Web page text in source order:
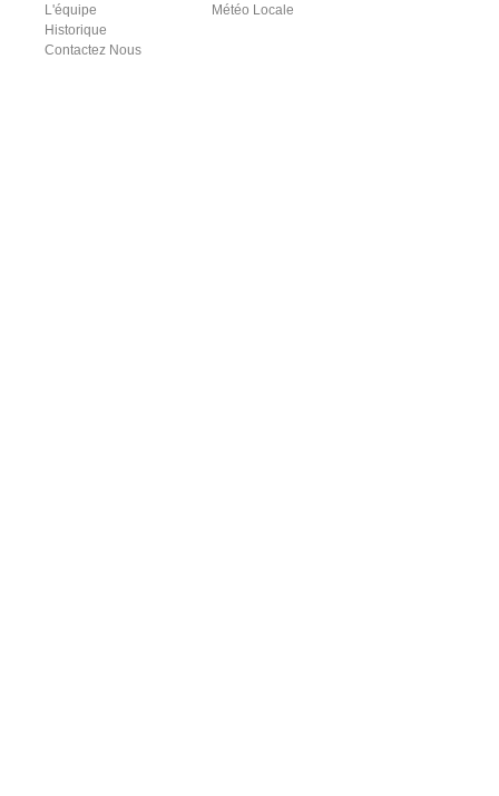
L'équipe
Historique
Contactez Nous
Météo Locale